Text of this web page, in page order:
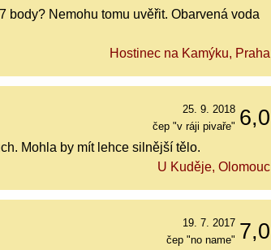
body? Nemohu tomu uvěřit. Obarvená voda
Hostinec na Kamýku, Praha
6,0
25. 9. 2018
čep "v ráji pivaře"
Mohla by mít lehce silnější tělo.
U Kuděje, Olomouc
7,0
19. 7. 2017
čep "no name"